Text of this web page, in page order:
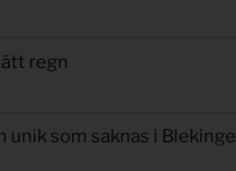
regn
unik som saknas i Blekinge